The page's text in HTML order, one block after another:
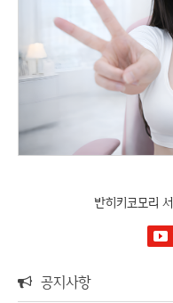
반히키코모리
공지사항